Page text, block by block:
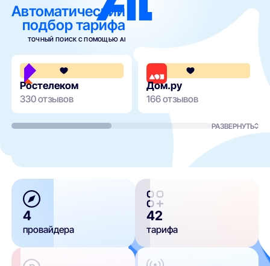
Автоматический
подбор тарифа
ТОЧНЫЙ ПОИСК С ПОМОЩЬЮ AI
3.8
Ростелеком
330 отзывов
Дом.ру
166 отзывов
РАЗВЕРНУТЬ
4
провайдера
42
тарифа